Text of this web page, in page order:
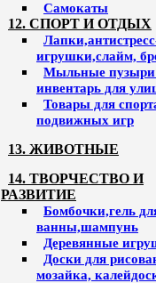
Самокаты
12. СПОРТ И ОТДЫХ
игрушки,слайм,
Мыльные
инвентарь для
Товары для
подвижных игр
13. ЖИВОТНЫЕ
14. ТВОРЧЕСТВО И
РАЗВИТИЕ
Бомбочки,гель
ванны,шампунь
Деревянные
Доски для
мозайка,